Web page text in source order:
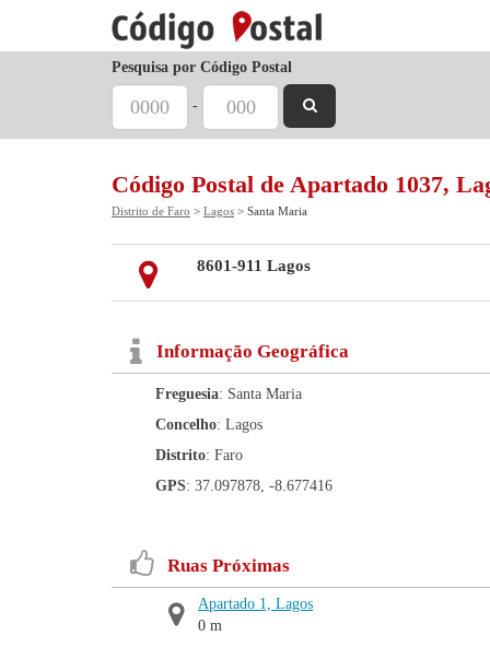
Pesquisa por Código Postal
-
Código Postal de Apartado 1037,
Distrito de Faro > Lagos > Santa Maria
8601-911 Lagos
Informação Geográfica
Freguesia: Santa Maria
Concelho: Lagos
Distrito: Faro
GPS: 37.097878, -8.677416
Ruas Próximas
Apartado 1, Lagos
0 m